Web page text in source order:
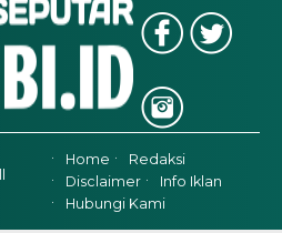
Home
Redaksi
Disclaimer
Info Iklan
Hubungi Kami